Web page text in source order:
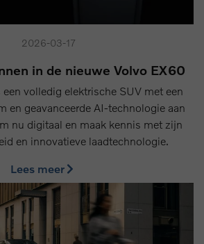
2026-03-17
in de nieuwe Volvo EX60
volledig elektrische SUV met een
en geavanceerde AI-technologie aan
nu digitaal en maak kennis met zijn
en innovatieve laadtechnologie.
Lees meer